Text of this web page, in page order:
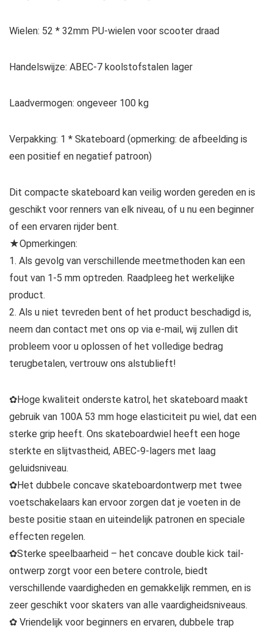
Wielen: 52 * 32mm PU-wielen voor scooter draad
Handelswijze: ABEC-7 koolstofstalen lager
Laadvermogen: ongeveer 100 kg
Verpakking: 1 * Skateboard (opmerking: de afbeelding is
een positief en negatief patroon)
Dit compacte skateboard kan veilig worden gereden en is
geschikt voor renners van elk niveau, of u nu een beginner
of een ervaren rijder bent.
★Opmerkingen:
1. Als gevolg van verschillende meetmethoden kan een
fout van 1-5 mm optreden. Raadpleeg het werkelijke
product.
2. Als u niet tevreden bent of het product beschadigd is,
neem dan contact met ons op via e-mail, wij zullen dit
probleem voor u oplossen of het volledige bedrag
terugbetalen, vertrouw ons alstublieft!
✿Hoge kwaliteit onderste katrol, het skateboard maakt
gebruik van 100A 53 mm hoge elasticiteit pu wiel, dat een
sterke grip heeft. Ons skateboardwiel heeft een hoge
sterkte en slijtvastheid, ABEC-9-lagers met laag
geluidsniveau.
✿Het dubbele concave skateboardontwerp met twee
voetschakelaars kan ervoor zorgen dat je voeten in de
beste positie staan ​​en uiteindelijk patronen en speciale
effecten regelen.
✿Sterke speelbaarheid – het concave double kick tail-
ontwerp zorgt voor een betere controle, biedt
verschillende vaardigheden en gemakkelijk remmen, en is
zeer geschikt voor skaters van alle vaardigheidsniveaus.
✿ Vriendelijk voor beginners en ervaren, dubbele trap